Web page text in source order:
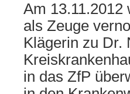
Am 13.11.2012
als Zeuge
Klägerin zu Dr.
in das ZfP